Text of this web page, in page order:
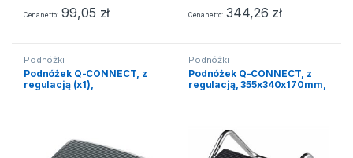
Cena netto 99,05 zł Cena netto 344,26 zł
Podnóżki
Podnóżek Q-CONNECT, z
regulacją (x1),
Podnóżki
Podnóżek Q-CONNECT, z
regulacją, 355x340x170mm,